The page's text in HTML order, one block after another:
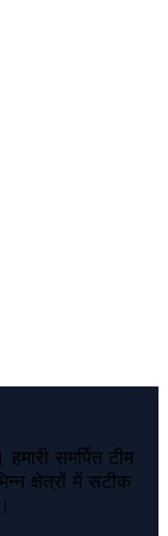
समर्पित टीम
क्षेत्रों में सटीक